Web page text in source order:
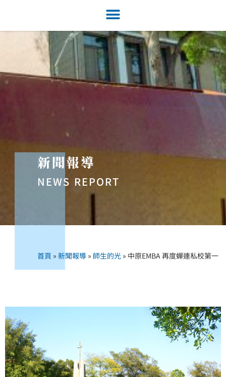
新聞報導
NEWS REPORT
首頁 »新聞報導 » 師生的光 » 中原EMBA 再度蟬連私校第一